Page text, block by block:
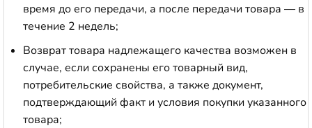
время до его передачи, а после передачи товара — в
течение 2 недель;
Возврат товара надлежащего качества возможен в
случае, если сохранены его товарный вид,
потребительские свойства, а также документ,
подтверждающий факт и условия покупки указанного
товара;